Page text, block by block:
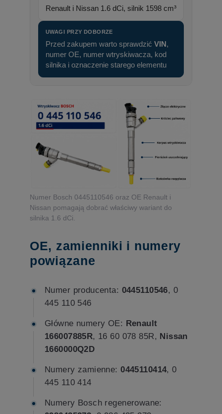
Renault i Nissan 1.6 dCi, silnik 1598 cm³
UWAGI PRZY DOBORZE
Przed zakupem warto sprawdzić VIN,
numer OE, numer wtryskiwacza, kod
silnika i oznaczenie starego elementu
Numer Bosch 0445110546 oraz OE Renault i
Nissan pomagają dobrać właściwy wariant do
silnika 1.6 dCi.
OE, zamienniki i numery
powiązane
Numer producenta: 0445110546, 0
445 110 546
Główne numery OE: Renault
166007885R, 16 60 078 85R, Nissan
1660000Q2D
Numery zamienne:0445110414, 0
445 110 414
Numery Bosch regenerowane: